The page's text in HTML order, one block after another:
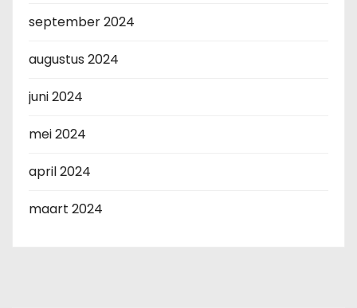
september 2024
augustus 2024
juni 2024
mei 2024
april 2024
maart 2024